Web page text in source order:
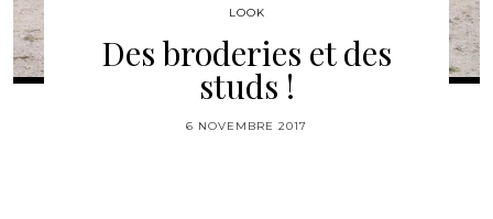
LOOK
Des broderies et des
studs !
6 NOVEMBRE 2017